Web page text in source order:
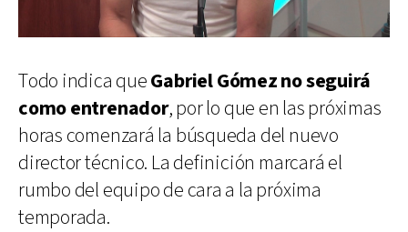
Todo indica queGabriel Gómez no seguirá
como entrenador, por lo que en las próximas
horas comenzará la búsqueda del nuevo
director técnico. La definición marcará el
rumbo del equipo de cara a la próxima
temporada.